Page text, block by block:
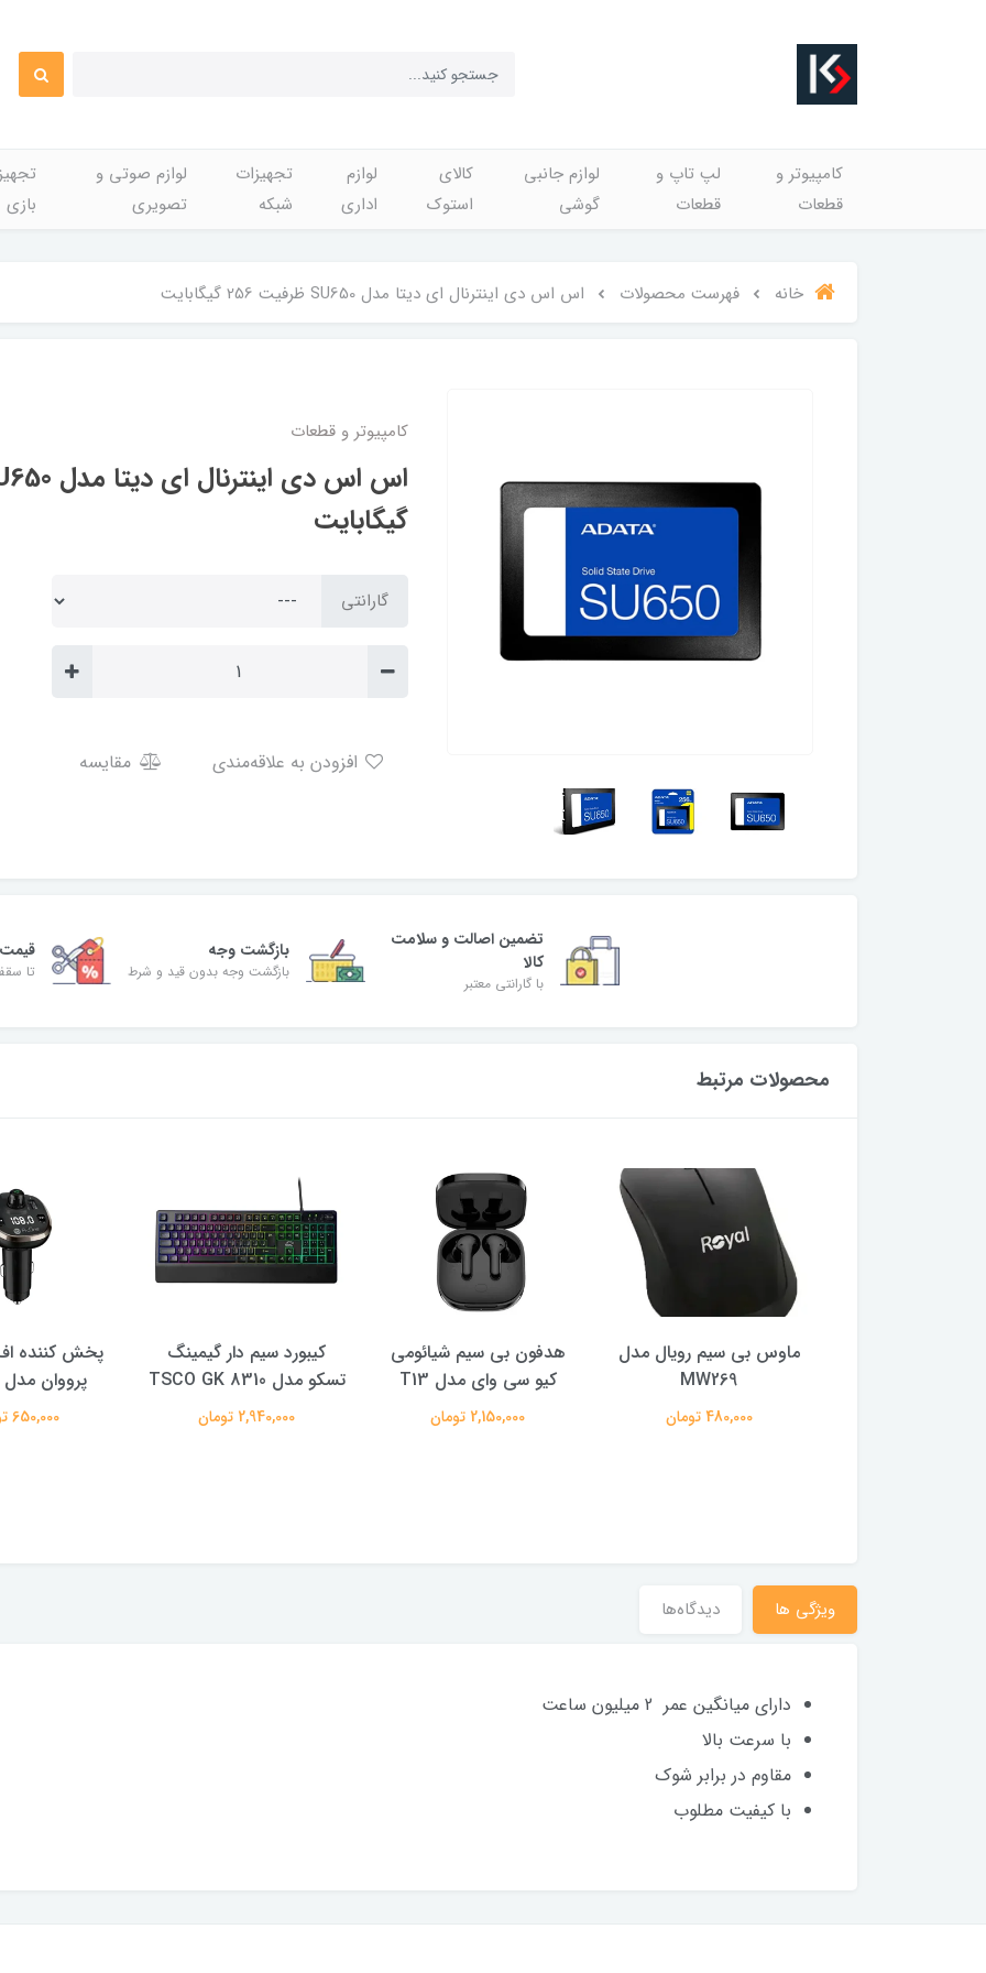
کامپیوتر و
قطعات
لپ تاپ و
قطعات
لوازم جانبی
گوشی
کالای
استوک
لوازم
اداری
تجهیزات
شبکه
لوازم صوتی و
تصویری
بازی
خانه فهرست محصولات اس اس دی اینترنال ای دیتا مدل SU650 ظرفیت 256 گیگابایت
کامپیوتر و قطعات
گیگابایت
گارانتی
مقایسه
تضمین اصالت و سلامت
کالا
با گارانتی معتبر
بازگشت وجه
بازگشت وجه بدون قید و شرط تا سقف 30%
محصولات مرتبط
ماوس بی سیم رویال مدل
MW269
480,000 تومان
هدفون بی سیم شیائومی
کیو سی وای مدل T13
2,150,000 تومان
کیبورد سیم دار گیمینگ
تسکو مدل TSCO GK 8310
2,940,000 تومان
پخش کننده
پرووان مدل PFT93
650,000 تومان
ویژگی ها دیدگاه‌ها
دارای میانگین عمر 2 میلیون ساعت
با سرعت بالا
مقاوم در برابر شوک
با کیفیت مطلوب